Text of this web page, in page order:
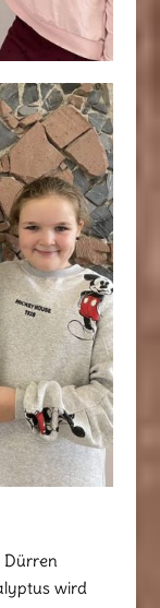
Dürren
wird